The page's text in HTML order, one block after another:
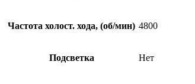
Частота холост. хода, (об/мин) 4800
Подсветка Нет